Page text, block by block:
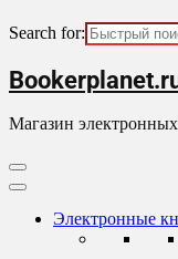
Search for:
Skip
to
content
Магазин
Primary
Menu
Электронные